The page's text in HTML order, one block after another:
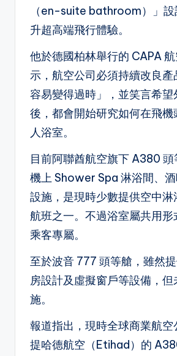
（en-suite bathroom）」設
升超高端飛行體驗。
他於德國柏林舉行的 CAPA
示，航空公司必須持續改良產
容易變得過時」，並笑言希望
後，都會開始研究如何在飛
人浴室。
目前阿聯酋航空旗下 A380
機上 Shower Spa 淋浴間、
設施，是現時少數提供空中淋
航班之一。不過浴室屬共用形
乘客專屬。
至於波音 777 頭等艙，雖然
房設計及虛擬窗戶等設備，但
施。
報道指出，現時全球商業航
提哈德航空（Etihad）的